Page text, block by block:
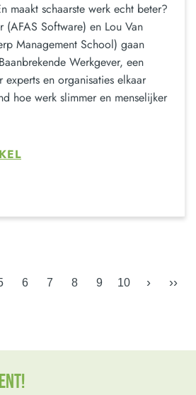
maakt schaarste werk echt beter?
(AFAS Software) en Lou Van
Management School) gaan
Werkgever, een
experts en organisaties elkaar
hoe werk slimmer en menselijker
6 7 8 9 10 › ››